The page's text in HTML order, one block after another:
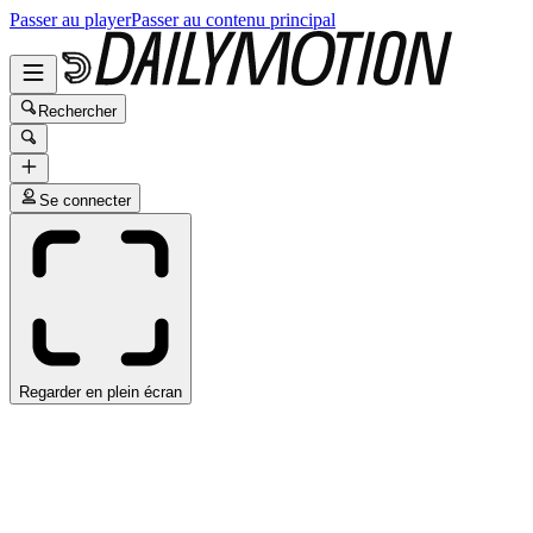
Passer au playerPasser au contenu principal
Rechercher
Se connecter
Regarder en plein écran